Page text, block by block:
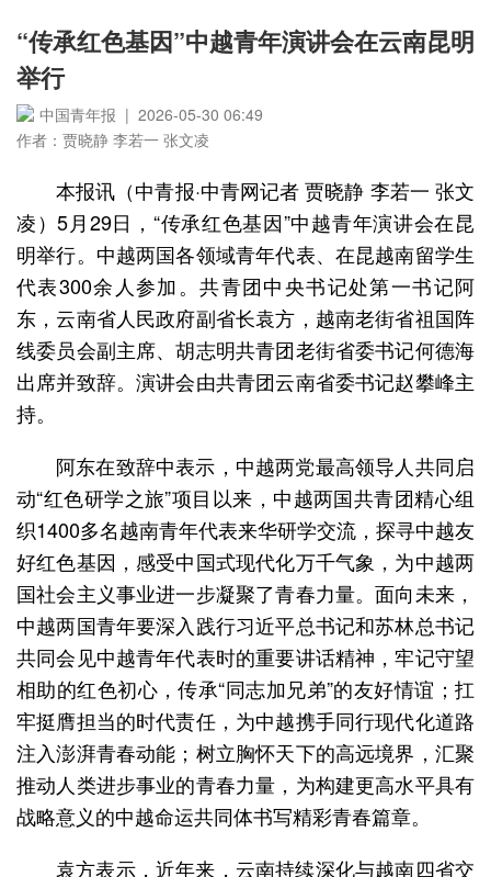
“传承红色基因”中越青年演讲会在云南昆明
举行
中国青年报 | 2026-05-30 06:49
作者：贾晓静 李若一 张文凌
本报讯（中青报·中青网记者 贾晓静 李若一 张文
凌）5月29日，“传承红色基因”中越青年演讲会在昆
明举行。中越两国各领域青年代表、在昆越南留学生
代表300余人参加。共青团中央书记处第一书记阿
东，云南省人民政府副省长袁方，越南老街省祖国阵
线委员会副主席、胡志明共青团老街省委书记何德海
出席并致辞。演讲会由共青团云南省委书记赵攀峰主
持。
阿东在致辞中表示，中越两党最高领导人共同启
动“红色研学之旅”项目以来，中越两国共青团精心组
织1400多名越南青年代表来华研学交流，探寻中越友
好红色基因，感受中国式现代化万千气象，为中越两
国社会主义事业进一步凝聚了青春力量。面向未来，
中越两国青年要深入践行习近平总书记和苏林总书记
共同会见中越青年代表时的重要讲话精神，牢记守望
相助的红色初心，传承“同志加兄弟”的友好情谊；扛
牢挺膺担当的时代责任，为中越携手同行现代化道路
注入澎湃青春动能；树立胸怀天下的高远境界，汇聚
推动人类进步事业的青春力量，为构建更高水平具有
战略意义的中越命运共同体书写精彩青春篇章。
袁方表示，近年来，云南持续深化与越南四省交